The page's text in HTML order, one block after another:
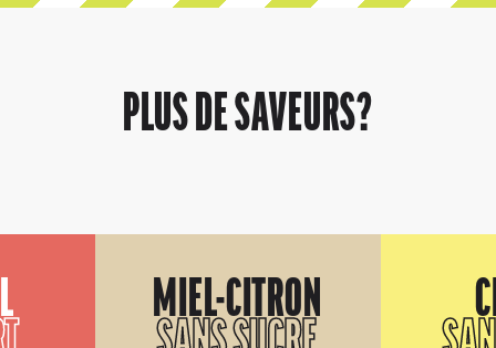
PLUS DE SAVEURS?
MIEL-CITRON